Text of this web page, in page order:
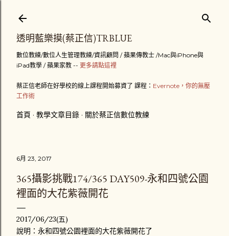
透明藍樂摸(蔡正信)TRBLUE
數位教練/數位人生管理教練/資訊顧問 / 蘋果傳教士 /Mac與iPhone與
iPad教學 / 蘋果家教 -- 更多請點這裡
蔡正信老師在好學校的線上課程開始募資了 課程： Evernote，你的無壓
工作術
首頁 教學文章目錄 關於蔡正信數位教練
6月 23, 2017
365攝影挑戰174/365 DAY509-永和四號公園
裡面的大花紫薇開花
2017/06/23(五)
說明：永和四號公園裡面的大花紫薇開花了